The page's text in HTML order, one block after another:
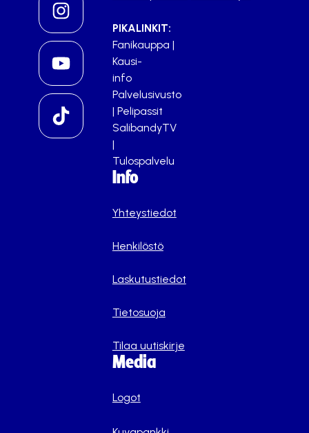
PIKALINKIT:
Fanikauppa |
Kausi-
info
Palvelusivusto
| Pelipassit
SalibandyTV
|
Tulospalvelu
Info
Yhteystiedot
Henkilöstö
Laskutustiedot
Tietosuoja
Tilaa uutiskirje
Media
Logot